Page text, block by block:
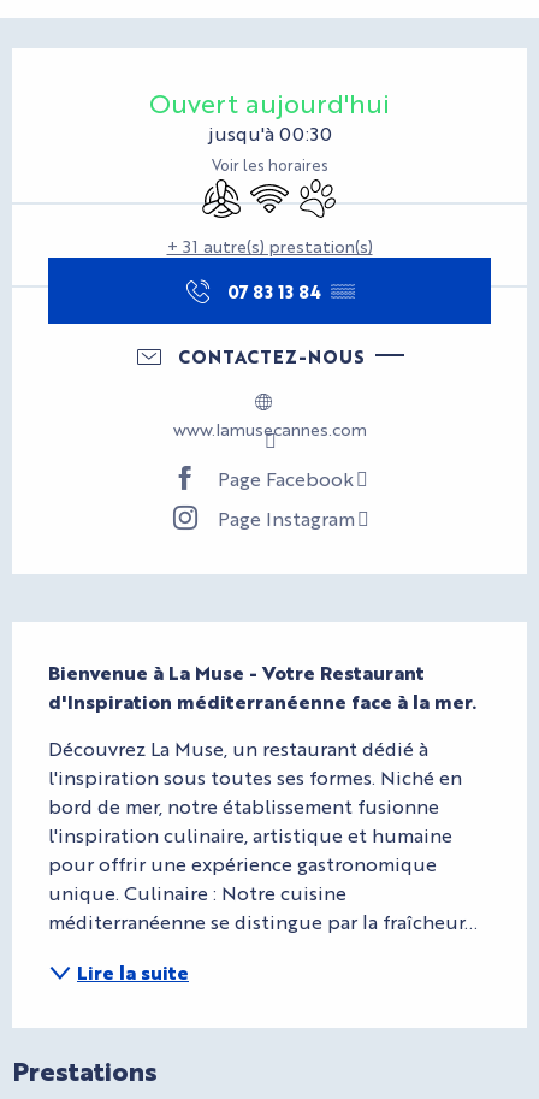
Ouvert aujourd'hui
jusqu'à 00:30
Voir les horaires
Air conditionné
WiFi Animaux acceptés
+ 31 autre(s) prestation(s)
07 83 13 84 ▒▒
CONTACTEZ-NOUS
www.lamusecannes.com
Page Facebook
Page Instagram
Bienvenue à La Muse - Votre Restaurant
d'Inspiration méditerranéenne face à la mer.
Découvrez La Muse, un restaurant dédié à
l'inspiration sous toutes ses formes. Niché en
bord de mer, notre établissement fusionne
l'inspiration culinaire, artistique et humaine
pour offrir une expérience gastronomique
unique. Culinaire : Notre cuisine
méditerranéenne se distingue par la fraîcheur...
Lire la suite
Prestations